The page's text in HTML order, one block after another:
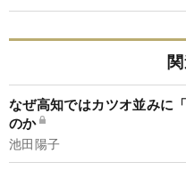
なぜ高知ではカツオ並みに
のか
池田陽子